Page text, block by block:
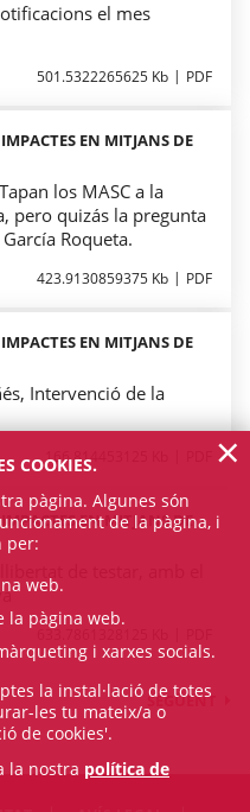
el mes
501.5322265625 Kb PDF
EN MITJANS DE
los MASC a la
pero quizás la pregunta
Roqueta.
423.9130859375 Kb PDF
EN MITJANS DE
Intervenció de la
166.814453125 Kb
EN MITJANS DE
633.7861328125 Kb
SEGÜENT
COOKIES.
pàgina. Algunes són
de la pàgina, i
per:
web.
la pàgina web.
i xarxes socials.
la instal·lació de totes
les tu mateix/a o
de cookies'.
la nostra política de
×